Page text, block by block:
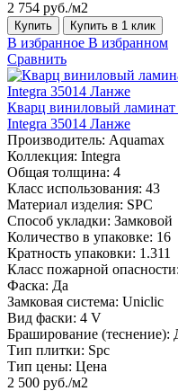
2 754 руб./м2
Купить Купить в 1 клик
В избранное В избранном
Сравнить
Кварц виниловый ламинат
Integra 35014 Ланже
Производитель: Aquamax
Коллекция: Integra
Общая толщина: 4
Класс использования: 43
Материал изделия: SPC
Способ укладки: Замковой
Количество в упаковке: 16
Кратность упаковки: 1.311
Класс пожарной опасности:
Фаска: Да
Замковая система: Uniclic
Вид фаски: 4 V
Браширование (теснение):
Тип плитки: Spc
Тип цены: Цена
2 500 руб./м2